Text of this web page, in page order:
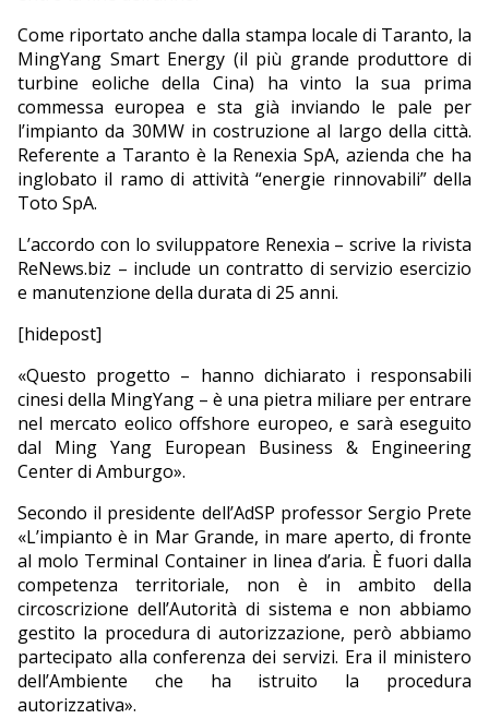
Come riportato anche dalla stampa locale di Taranto, la
MingYang Smart Energy (il più grande produttore di
turbine eoliche della Cina) ha vinto la sua prima
commessa europea e sta già inviando le pale per
l’impianto da 30MW in costruzione al largo della città.
Referente a Taranto è la Renexia SpA, azienda che ha
inglobato il ramo di attività “energie rinnovabili” della
Toto SpA.
L’accordo con lo sviluppatore Renexia – scrive la rivista
ReNews.biz – include un contratto di servizio esercizio
e manutenzione della durata di 25 anni.
[hidepost]
«Questo progetto – hanno dichiarato i responsabili
cinesi della MingYang – è una pietra miliare per entrare
nel mercato eolico offshore europeo, e sarà eseguito
dal Ming Yang European Business & Engineering
Center di Amburgo».
Secondo il presidente dell’AdSP professor Sergio Prete
«L’impianto è in Mar Grande, in mare aperto, di fronte
al molo Terminal Container in linea d’aria. È fuori dalla
competenza territoriale, non è in ambito della
circoscrizione dell’Autorità di sistema e non abbiamo
gestito la procedura di autorizzazione, però abbiamo
partecipato alla conferenza dei servizi. Era il ministero
dell’Ambiente che ha istruito la procedura
autorizzativa».